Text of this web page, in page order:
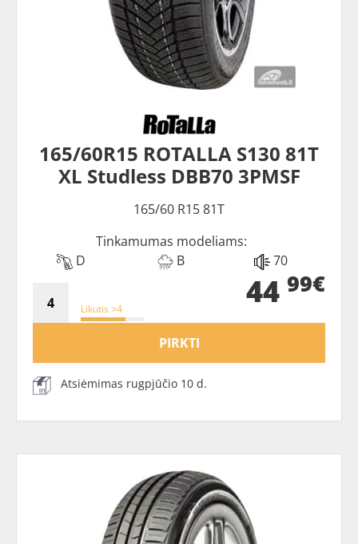
165/60R15 ROTALLA S130 81T
XL Studless DBB70 3PMSF
165/60 R15 81T
Tinkamumas modeliams:
D
B 70
Likutis >4 44 99€
PIRKTI
Atsiėmimas rugpjūčio 10 d.